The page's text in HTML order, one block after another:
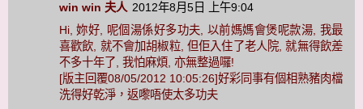
win win 夫人 2012年8月5日 上午9:04
Hi, 妳好, 呢個湯係好多功夫, 以前媽媽會煲呢款湯, 我最
喜歡飲, 就不會加胡椒粒, 但佢入住了老人院, 就無得飲差
不多十年了, 我怕麻煩, 亦無整過囉!
[版主回覆08/05/2012 10:05:26]好彩同事有個相熟豬肉檔
洗得好乾淨，返嚟唔使太多功夫